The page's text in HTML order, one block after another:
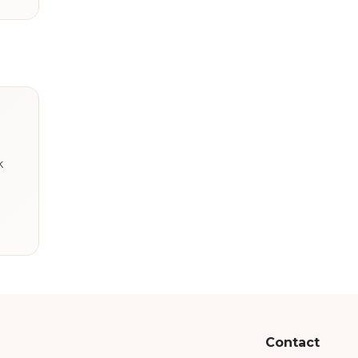
Contact